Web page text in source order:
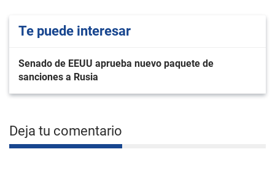
Te puede interesar
Senado de EEUU aprueba nuevo paquete de
sanciones a Rusia
Deja tu comentario